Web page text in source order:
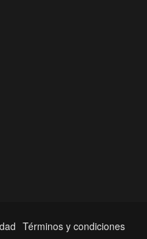
Términos y condiciones